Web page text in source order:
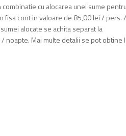
cu alocarea unei sume
fisa cont in valoare de 85,00 lei / pers. /
alocate se achita separat la
noapte. Mai multe detalii se pot obtine